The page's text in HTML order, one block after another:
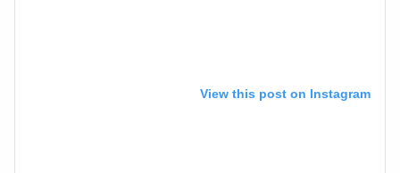
View this post on Instagram